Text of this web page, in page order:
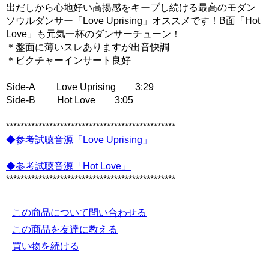
出だしから心地好い高揚感をキープし続ける最高のモダン
ソウルダンサー「Love Uprising」オススメです！B面「Hot
Love」も元気一杯のダンサーチューン！
＊盤面に薄いスレありますが出音快調
＊ピクチャーインサート良好
Side-A Love Uprising 3:29
Side-B Hot Love 3:05
***********************************************
◆参考試聴音源「Love Uprising」
◆参考試聴音源「Hot Love」
***********************************************
この商品について問い合わせる
この商品を友達に教える
買い物を続ける